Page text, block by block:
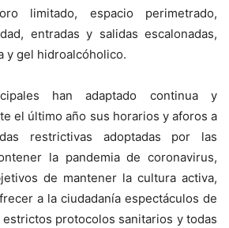
limitado, espacio perimetrado,
entradas y salidas escalonadas,
y gel hidroalcóholico.
han adaptado continua y
el último año sus horarios y aforos a
restrictivas adoptadas por las
la pandemia de coronavirus,
de mantener la cultura activa,
a la ciudadanía espectáculos de
protocolos sanitarios y todas